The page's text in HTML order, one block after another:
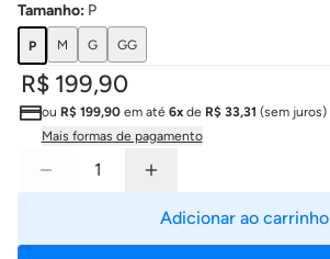
Tamanho: P
P M G GG
R$ 199,90
ou R$ 199,90em até 6xde R$ 33,31 (sem juros)
Mais formas de pagamento
Adicionar ao carrinho